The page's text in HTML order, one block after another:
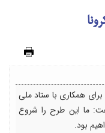
برای همکاری با ستاد ملی
گفت: ما این طرح را شروع
بود.